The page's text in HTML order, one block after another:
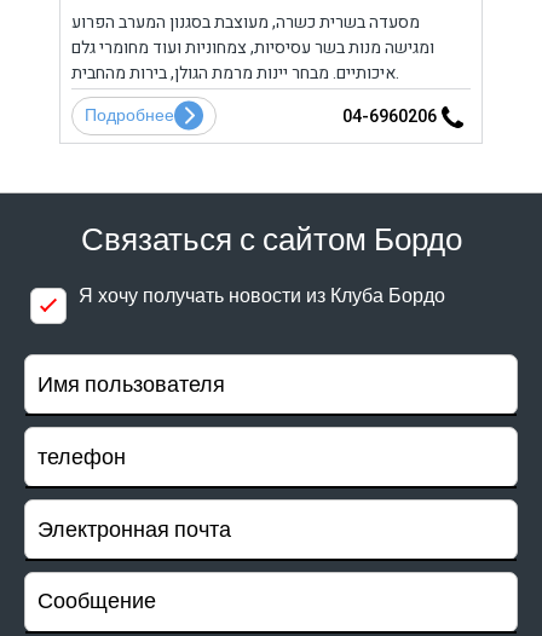
מסעדה בשרית כשרה, מעוצבת בסגנון המערב הפרוע
ומגישה מנות בשר עסיסיות, צמחוניות ועוד מחומרי גלם
איכותיים. מבחר יינות מרמת הגולן, בירות מהחבית.
04-6960206
Подробнее
Связаться с сайтом Бордо
Я хочу получать новости из Клуба Бордо